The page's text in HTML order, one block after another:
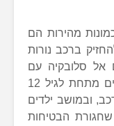
מהירות הם
ברכב נורות
אל סלובקיה עם
ילדים שימו לב לכך שבסלובקיה ילדים מתחת לגיל 12
ובמושב ילדים
הבטיחות